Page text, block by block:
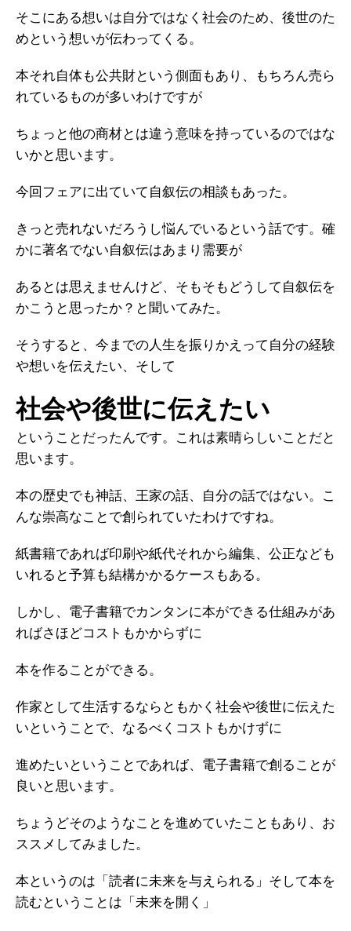
そこにある想いは自分ではなく社会のため、後世のた
めという想いが伝わってくる。
本それ自体も公共財という側面もあり、もちろん売ら
れているものが多いわけですが
ちょっと他の商材とは違う意味を持っているのではな
いかと思います。
今回フェアに出ていて自叙伝の相談もあった。
きっと売れないだろうし悩んでいるという話です。確
かに著名でない自叙伝はあまり需要が
あるとは思えませんけど、そもそもどうして自叙伝を
かこうと思ったか？と聞いてみた。
そうすると、今までの人生を振りかえって自分の経験
や想いを伝えたい、そして
社会や後世に伝えたい
ということだったんです。これは素晴らしいことだと
思います。
本の歴史でも神話、王家の話、自分の話ではない。こ
んな崇高なことで創られていたわけですね。
紙書籍であれば印刷や紙代それから編集、公正なども
いれると予算も結構かかるケースもある。
しかし、電子書籍でカンタンに本ができる仕組みがあ
ればさほどコストもかからずに
本を作ることができる。
作家として生活するならともかく社会や後世に伝えた
いということで、なるべくコストもかけずに
進めたいということであれば、電子書籍で創ることが
良いと思います。
ちょうどそのようなことを進めていたこともあり、お
ススメしてみました。
本というのは「読者に未来を与えられる」そして本を
読むということは「未来を開く」